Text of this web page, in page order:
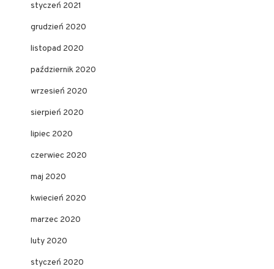
styczeń 2021
grudzień 2020
listopad 2020
październik 2020
wrzesień 2020
sierpień 2020
lipiec 2020
czerwiec 2020
maj 2020
kwiecień 2020
marzec 2020
luty 2020
styczeń 2020